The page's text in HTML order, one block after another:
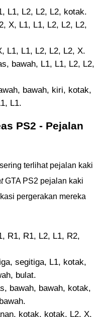
L1, L2, L2, L2, kotak.
X, L1, L1, L2, L2, L2,
L1, L1, L2, L2, L2, X.
bawah, L1, L1, L2, L2,
bawah, kiri, kotak,
L1.
PS2 - Pejalan
terlihat pejalan kaki
GTA PS2 pejalan kaki
pergerakan mereka
R1, R1, L2, L1, R2,
segitiga, L1, kotak,
bulat.
bawah, bawah, kotak,
kotak, kotak, L2, X,